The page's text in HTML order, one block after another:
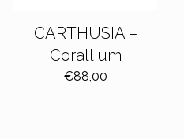
CARTHUSIA –
Corallium
€88,00